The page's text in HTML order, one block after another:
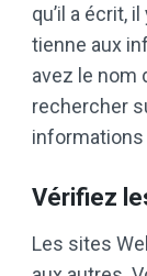
qu’il a écrit,
tienne aux
avez le nom
rechercher
informations
Vérifiez
Les sites